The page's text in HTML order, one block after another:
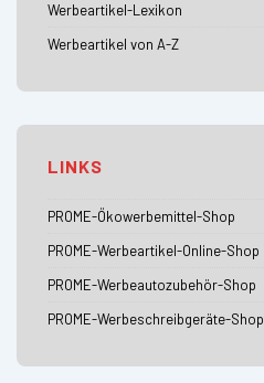
Werbeartikel-Lexikon
Werbeartikel von A-Z
LINKS
PROME-Ökowerbemittel-Shop
PROME-Werbeartikel-Online-Shop
PROME-Werbeautozubehör-Shop
PROME-Werbeschreibgeräte-Shop